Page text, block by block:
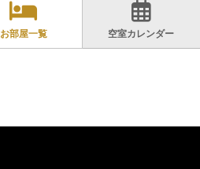
お部屋一覧 空室カレンダー